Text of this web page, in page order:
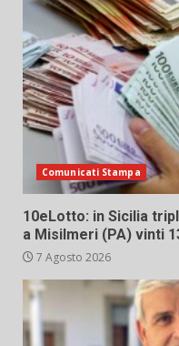
Comunicati Stampa
10eLotto: in Sicilia
a Misilmeri (PA) vinti
7 Agosto 2026